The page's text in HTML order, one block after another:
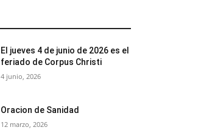
El jueves 4 de junio de 2026 es el
feriado de Corpus Christi
4 junio, 2026
Oracion de Sanidad
12 marzo, 2026